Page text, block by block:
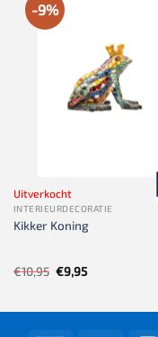
-9%
Uitverkocht
INTERIEURDECORATIE
Kikker Koning
€10,95 Oorspronkelijke
prijs
€9,95Huidige